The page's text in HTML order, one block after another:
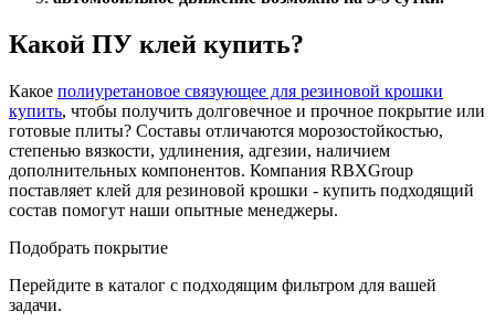
Какой ПУ клей купить?
Какое полиуретановое связующее для резиновой крошки
купить, чтобы получить долговечное и прочное покрытие или
готовые плиты? Составы отличаются морозостойкостью,
степенью вязкости, удлинения, адгезии, наличием
дополнительных компонентов. Компания RBXGroup
поставляет клей для резиновой крошки - купить подходящий
состав помогут наши опытные менеджеры.
Подобрать покрытие
Перейдите в каталог с подходящим фильтром для вашей
задачи.